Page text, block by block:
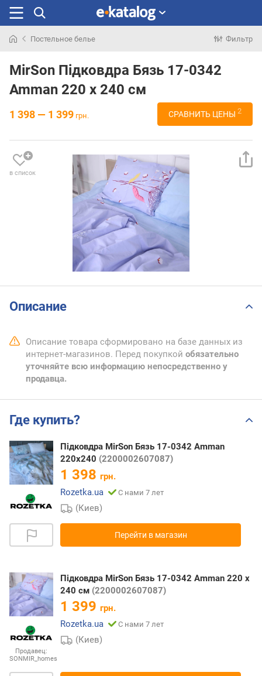
раньше
Постельное белье Фильтр
MirSon Підковдра Бязь 17-0342
Amman 220 x 240 см
1 398 — 1 399 грн. СРАВНИТЬ ЦЕНЫ 2
в список
Описание
Описание товара сформировано на базе данных из
интернет-магазинов. Перед покупкой обязательно
уточняйте всю информацию непосредственно у
продавца.
Где купить?
Підковдра MirSon Бязь 17-0342 Amman
220х240 (2200002607087)
1 398 грн.
Rozetka.ua
С нами 7 лет
(Киев)
Перейти в магазин
Продавец:
SONMIR_homes
Підковдра MirSon Бязь 17-0342 Amman 220 x
240 см (2200002607087)
1 399 грн.
Rozetka.ua
С нами 7 лет
(Киев)